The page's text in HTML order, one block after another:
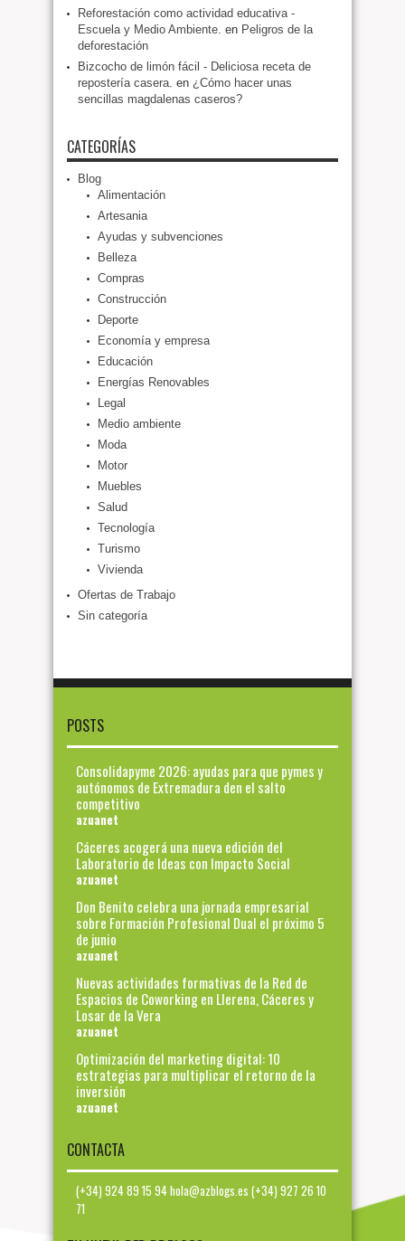
Reforestación como actividad educativa -
Escuela y Medio Ambiente. en Peligros de la
deforestación
Bizcocho de limón fácil - Deliciosa receta de
repostería casera. en ¿Cómo hacer unas
sencillas magdalenas caseros?
CATEGORÍAS
Blog
Alimentación
Artesania
Ayudas y subvenciones
Belleza
Compras
Construcción
Deporte
Economía y empresa
Educación
Energías Renovables
Legal
Medio ambiente
Moda
Motor
Muebles
Salud
Tecnología
Turismo
Vivienda
Ofertas de Trabajo
Sin categoría
POSTS
Consolidapyme 2026: ayudas para que pymes y
autónomos de Extremadura den el salto
competitivo
azuanet
Cáceres acogerá una nueva edición del
Laboratorio de Ideas con Impacto Social
azuanet
Don Benito celebra una jornada empresarial
sobre Formación Profesional Dual el próximo 5
de junio
azuanet
Nuevas actividades formativas de la Red de
Espacios de Coworking en Llerena, Cáceres y
Losar de la Vera
azuanet
Optimización del marketing digital: 10
estrategias para multiplicar el retorno de la
inversión
azuanet
CONTACTA
(+34) 924 89 15 94 hola@azblogs.es (+34) 927 26 10
71